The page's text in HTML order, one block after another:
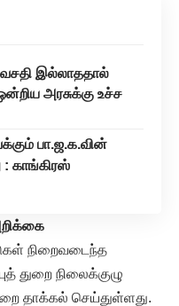
இல்லாததால்
அரசுக்கு உச்ச
பா.ஜ.க.வின்
: காங்கிரஸ்
நிறைவடைந்த
துறை நிலைக்குழு
தாக்கல் செய்துள்ளது.